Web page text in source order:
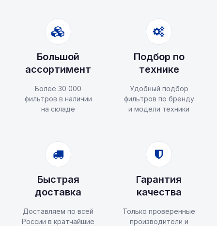
Большой
ассортимент
Более 30 000
фильтров в наличии
на складе
Подбор по
технике
Удобный подбор
фильтров по бренду
и модели техники
Быстрая
доставка
Доставляем по всей
России в кратчайшие
Гарантия
качества
Только проверенные
производители и